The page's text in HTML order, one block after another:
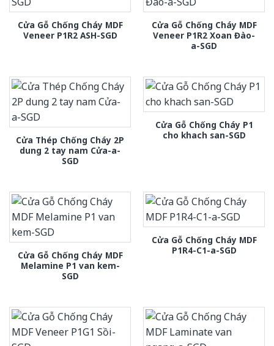
Cửa Gỗ Chống Cháy MDF
Veneer P1R2 ASH-SGD
Cửa Gỗ Chống Cháy MDF
Veneer P1R2 Xoan Đào-
a-SGD
Cửa Thép Chống Cháy 2P
dung 2 tay nam Cửa-a-
SGD
Cửa Gỗ Chống Cháy P1
cho khach san-SGD
Cửa Gỗ Chống Cháy MDF
Melamine P1 van kem-
SGD
Cửa Gỗ Chống Cháy MDF
P1R4-C1-a-SGD